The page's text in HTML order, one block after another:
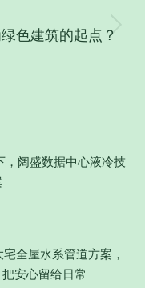
色建筑的起点？
，阔盛数据中心液冷技
全屋水系管道方案，
安心留给日常